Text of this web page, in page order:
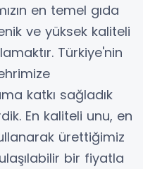
en temel gıda
ve yüksek kaliteli
Türkiye'nin
katkı sağladık
En kaliteli unu, en
ürettiğimiz
bir fiyatla